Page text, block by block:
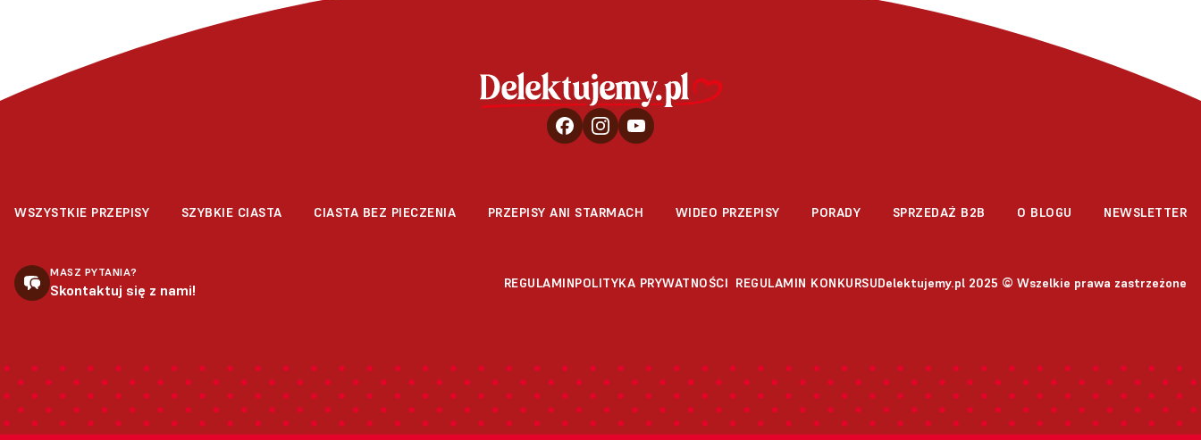
WSZYSTKIE PRZEPISY SZYBKIE CIASTA CIASTA BEZ PIECZENIA PRZEPISY ANI STARMACH WIDEO PRZEPISY PORADY SPRZEDAŻ B2B O BLOGU NEWSLETTER
MASZ PYTANIA?
Skontaktuj się z nami! REGULAMINPOLITYKA PRYWATNOŚCI REGULAMIN KONKURSUDelektujemy.pl 2025 © Wszelkie prawa zastrzeżone